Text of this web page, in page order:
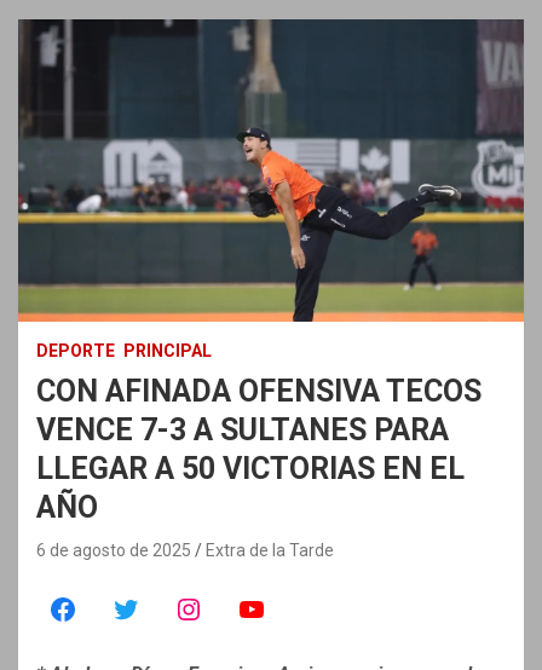
DEPORTE PRINCIPAL
CON AFINADA OFENSIVA TECOS
VENCE 7-3 A SULTANES PARA
LLEGAR A 50 VICTORIAS EN EL
AÑO
6 de agosto de 2025 Extra de la Tarde